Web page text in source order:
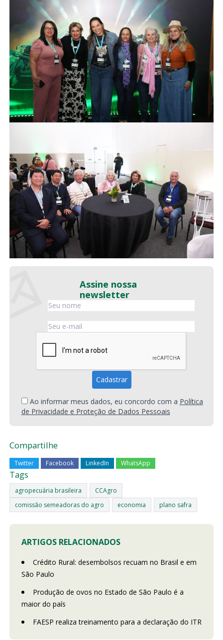
Assine nossa
newsletter
Ao informar meus dados, eu concordo com a Política
de Privacidade e Proteção de Dados Pessoais
Compartilhe
Twitter Facebook LinkedIn WhatsApp
Tags
agropecuária brasileira
CCAgro
comissão semeadoras do agro
economia plano safra
ARTIGOS RELACIONADOS
Crédito Rural: desembolsos recuam no Brasil e em
São Paulo
Produção de ovos no Estado de São Paulo é a
maior do país
FAESP realiza treinamento para a declaração do ITR